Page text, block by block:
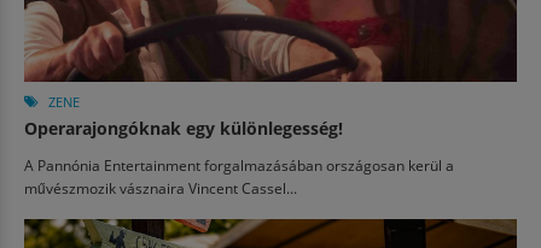
ZENE
Operarajongóknak egy különlegesség!
A Pannónia Entertainment forgalmazásában országosan kerül a
művészmozik vásznaira Vincent Cassel...